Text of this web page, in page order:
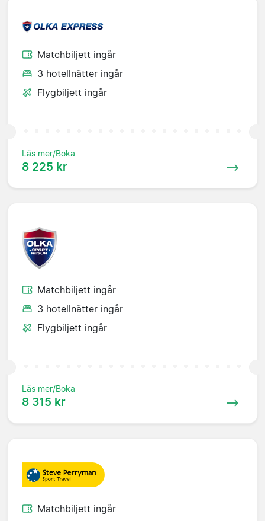
Matchbiljett ingår
3 hotellnätter ingår
Flygbiljett ingår
Läs mer/Boka
8 225 kr
Matchbiljett ingår
3 hotellnätter ingår
Flygbiljett ingår
Läs mer/Boka
8 315 kr
Matchbiljett ingår